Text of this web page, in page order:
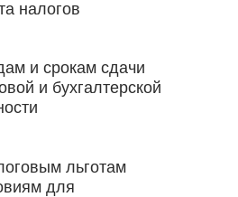
льготам
для
налогов
и срокам сдачи
и бухгалтерской